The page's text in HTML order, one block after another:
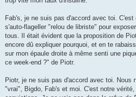
Fab's, je ne suis pas d'accord avec toi. C'est
s'auto-flageller "relou de libriste" pour
tous. Il était évident que la proposition de
encore dû expliquer pourquoi, et en te
sur mon épaule droite à même senti une
ce week-end ?" de Piotr.
Piotr, je ne suis pas d'accord avec toi. Nous
"vrai", Bigdo, Fab's et moi. C'est notre